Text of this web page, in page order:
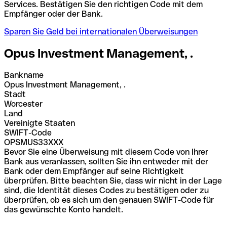
Services. Bestätigen Sie den richtigen Code mit dem
Empfänger oder der Bank.
Sparen Sie Geld bei internationalen Überweisungen
Opus Investment Management, .
Bankname
Opus Investment Management, .
Stadt
Worcester
Land
Vereinigte Staaten
SWIFT-Code
OPSMUS33XXX
Bevor Sie eine Überweisung mit diesem Code von Ihrer
Bank aus veranlassen, sollten Sie ihn entweder mit der
Bank oder dem Empfänger auf seine Richtigkeit
überprüfen. Bitte beachten Sie, dass wir nicht in der Lage
sind, die Identität dieses Codes zu bestätigen oder zu
überprüfen, ob es sich um den genauen SWIFT-Code für
das gewünschte Konto handelt.